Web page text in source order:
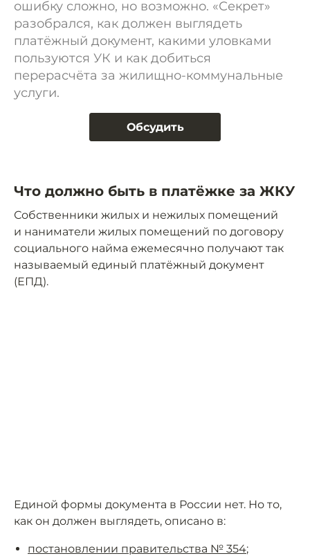
ошибку сложно, но возможно. «Секрет»
разобрался, как должен выглядеть
платёжный документ, какими уловками
пользуются УК и как добиться
перерасчёта за жилищно-коммунальные
услуги.
Обсудить
Что должно быть в платёжке за ЖКУ
Собственники жилых и нежилых помещений
и наниматели жилых помещений по договору
социального найма ежемесячно получают так
называемый единый платёжный документ
(ЕПД).
Единой формы документа в России нет. Но то,
как он должен выглядеть, описано в:
постановлении правительства № 354;